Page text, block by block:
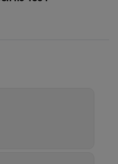
міжнародним нормам.
688, 380 93 393 53 43, і
саме для вас. 💬 Не гайте